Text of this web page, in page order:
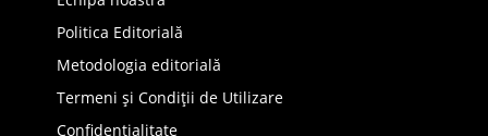
Politica Editorială
Metodologia editorială
Termeni și Condiții de Utilizare
Confidențialitate